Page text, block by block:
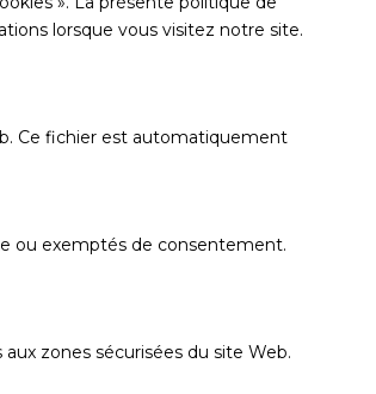
lorsque vous visitez notre site.
Ce fichier est automatiquement
ou exemptés de consentement.
zones sécurisées du site Web.